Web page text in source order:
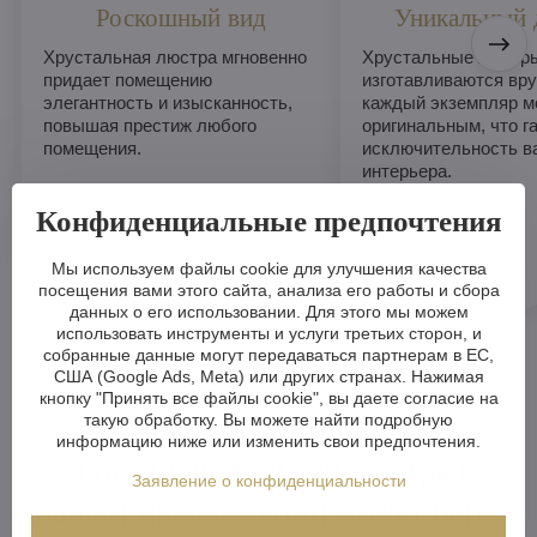
Роскошный вид
Хрустальная люстра мгновенно
придает помещению
элегантность и изысканность,
повышая престиж любого
помещения.
Уникальный
Хрустальные
изготавливаются
каждый экземпляр
оригинальным, что
исключительность
интерьера.
Любая хрустальная люстра в
нашем предложении может быть
Конфиденциальные предпочтения
Мы используем файлы cookie для улучшения качества
посещения вами этого сайта, анализа его работы и сбора
данных о его использовании. Для этого мы можем
использовать инструменты и услуги третьих сторон, и
собранные данные могут передаваться партнерам в ЕС,
США (Google Ads, Meta) или других странах. Нажимая
кнопку "Принять все файлы cookie", вы даете согласие на
такую обработку. Вы можете найти подробную
информацию ниже или изменить свои предпочтения.
Заявление о конфиденциальности